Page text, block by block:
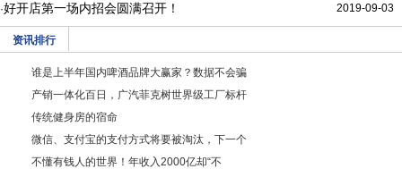
2019-09-03
·好开店第一场内招会圆满召开！
资讯排行
谁是上半年国内啤酒品牌大赢家？数据不会骗
产销一体化百日，广汽菲克树世界级工厂标杆
传统健身房的宿命
微信、支付宝的支付方式将要被淘汰，下一个
不懂有钱人的世界！年收入2000亿却“不